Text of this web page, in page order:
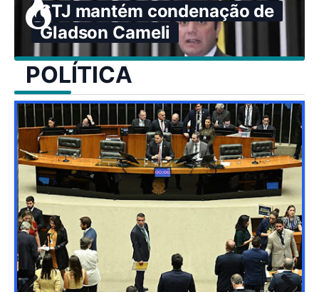
STJ mantém condenação de
Gladson Cameli
POLÍTICA